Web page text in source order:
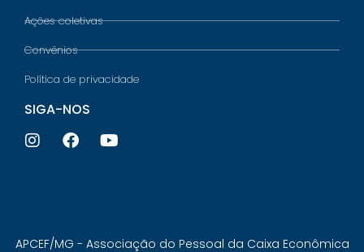
Ações coletivas
Convênios
Política de privacidade
SIGA-NOS
APCEF/MG - Associação do Pessoal da Caixa Econômica